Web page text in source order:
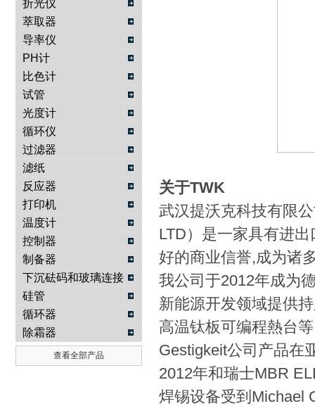
折光仪
萃取器
导率仪
PH计
比色计
试管
光度计
循环仪
过滤器
滤纸
反应器
打印机
温度计
控制器
制备器
下沉砝码和玻璃连接
物
硅管
循环器
除霜器
查看全部产品
关于TWK
武汉提沃克科技有限
LTD）是一家具有进
好的商业信誉,成为诸
我公司于2012年成为
新能源开发领域提供
高温钛板可编程熱台
Gestigkeit公司产品在
2012年和瑞士MBR
焊锡设备受到Michael